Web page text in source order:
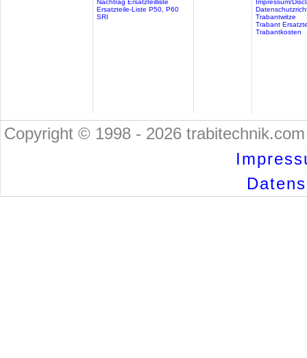
Ersatzteile-Liste P50, P60
SRI
Trabantwitze
Trabant
Trabantkosten
Copyright © 1998 - 2026